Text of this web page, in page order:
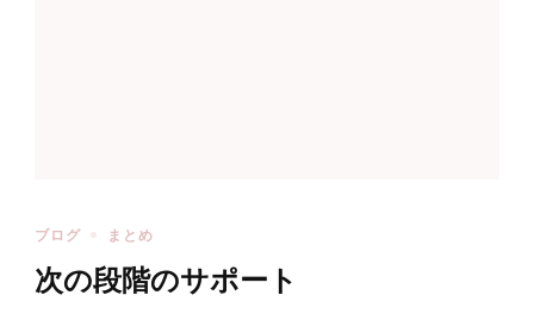
ブログ まとめ
次の段階のサポート